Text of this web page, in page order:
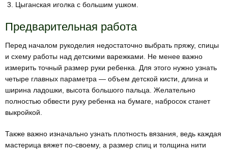
Цыганская иголка с большим ушком.
Предварительная работа
Перед началом рукоделия недостаточно выбрать пряжу, спицы
и схему работы над детскими варежками. Не менее важно
измерить точный размер руки ребенка. Для этого нужно узнать
четыре главных параметра — объем детской кисти, длина и
ширина ладошки, высота большого пальца. Желательно
полностью обвести руку ребенка на бумаге, набросок станет
выкройкой.
Также важно изначально узнать плотность вязания, ведь каждая
мастерица вяжет по-своему, а размер спиц и толщина нити